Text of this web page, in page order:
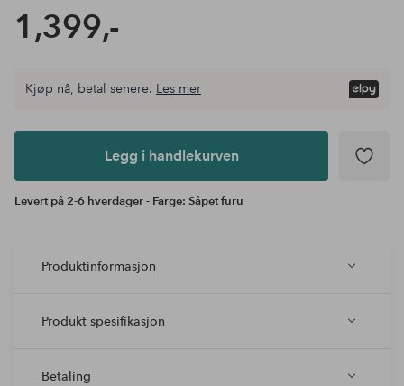
1,399,-
Legg i
Kjøp nå, betal senere. Les mer
Legg i handlekurven
Levert på 2-6 hverdager - Farge: Såpet furu
Produktinformasjon
Produkt spesifikasjon
Betaling